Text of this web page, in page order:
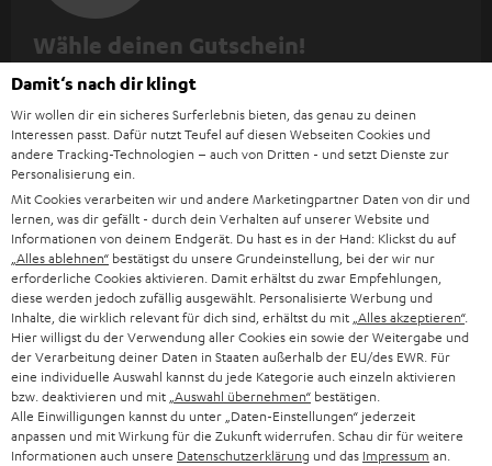
N
e
w
s
l
e
t
t
e
r
a
n
m
Wähle deinen Gutschein!
Melde dich für den Newsletter an und erhalte bis zu
€ 45 als Dankeschön.
EMAIL
WIDGET
JETZT
Kategorien
Damit‘s nach dir klingt
Wir wollen dir ein sicheres Surferlebnis bieten, das genau zu deinen
Interessen passt. Dafür nutzt Teufel auf diesen Webseiten Cookies und
andere Tracking-Technologien – auch von Dritten - und setzt Dienste zur
Personalisierung ein.
Mit Cookies verarbeiten wir und andere Marketingpartner Daten von dir und
lernen, was dir gefällt - durch dein Verhalten auf unserer Website und
Informationen von deinem Endgerät. Du hast es in der Hand: Klickst du auf
„Alles ablehnen“ bestätigst du unsere Grundeinstellung, bei der wir nur
erforderliche Cookies aktivieren. Damit erhältst du zwar Empfehlungen,
diese werden jedoch zufällig ausgewählt. Personalisierte Werbung und
Inhalte, die wirklich relevant für dich sind, erhältst du mit „Alles akzeptieren“.
Hier willigst du der Verwendung aller Cookies ein sowie der Weitergabe und
der Verarbeitung deiner Daten in Staaten außerhalb der EU/des EWR. Für
eine individuelle Auswahl kannst du jede Kategorie auch einzeln aktivieren
bzw. deaktivieren und mit „Auswahl übernehmen“ bestätigen.
Alle Einwilligungen kannst du unter „Daten-Einstellungen“ jederzeit
anpassen und mit Wirkung für die Zukunft widerrufen. Schau dir für weitere
Informationen auch unsere Datenschutzerklärung und das Impressum an.